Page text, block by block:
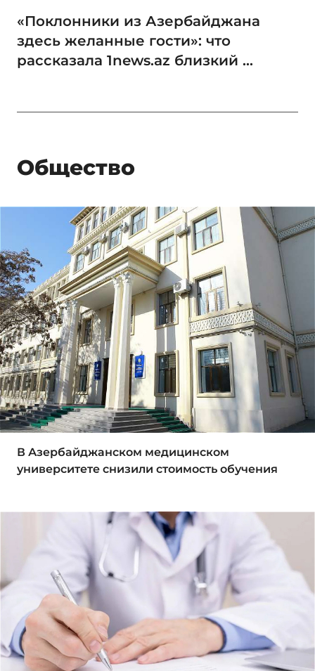
«Поклонники из Азербайджана
здесь желанные гости»: что
рассказала 1news.az близкий ...
Общество
В Азербайджанском медицинском
университете снизили стоимость обучения